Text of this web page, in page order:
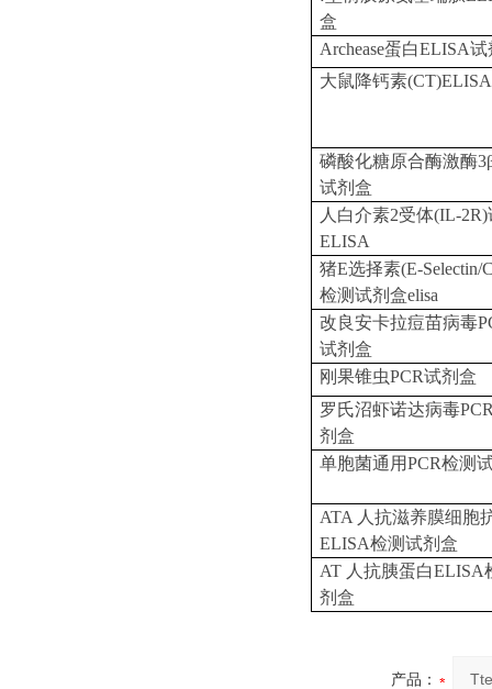
盒
Archease蛋白ELISA
大鼠降钙素
磷酸化糖原合酶激酶
试剂盒
人白介素2受体(IL-
ELISA
猪E选择素(E-Selectin/
检测试剂盒elisa
改良安卡拉痘苗病毒
试剂盒
刚果锥虫PCR试剂盒
罗氏沼虾诺达病毒
剂盒
单胞菌通用PCR检测
ATA 人抗滋养膜细胞
ELISA检测试剂盒
AT 人抗胰蛋白ELISA
剂盒
产品：